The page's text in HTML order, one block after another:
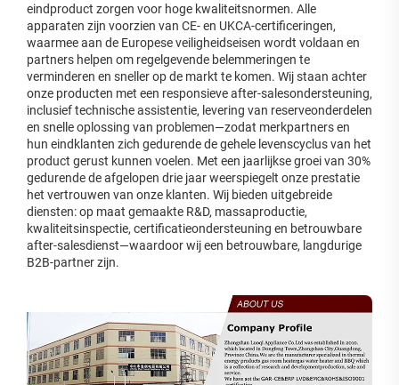
eindproduct zorgen voor hoge kwaliteitsnormen. Alle
apparaten zijn voorzien van CE- en UKCA-certificeringen,
waarmee aan de Europese veiligheidseisen wordt voldaan en
partners helpen om regelgevende belemmeringen te
verminderen en sneller op de markt te komen. Wij staan achter
onze producten met een responsieve after-salesondersteuning,
inclusief technische assistentie, levering van reserveonderdelen
en snelle oplossing van problemen—zodat merkpartners en
hun eindklanten zich gedurende de gehele levenscyclus van het
product gerust kunnen voelen. Met een jaarlijkse groei van 30%
gedurende de afgelopen drie jaar weerspiegelt onze prestatie
het vertrouwen van onze klanten. Wij bieden uitgebreide
diensten: op maat gemaakte R&D, massaproductie,
kwaliteitsinspectie, certificatieondersteuning en betrouwbare
after-salesdienst—waardoor wij een betrouwbare, langdurige
B2B-partner zijn.